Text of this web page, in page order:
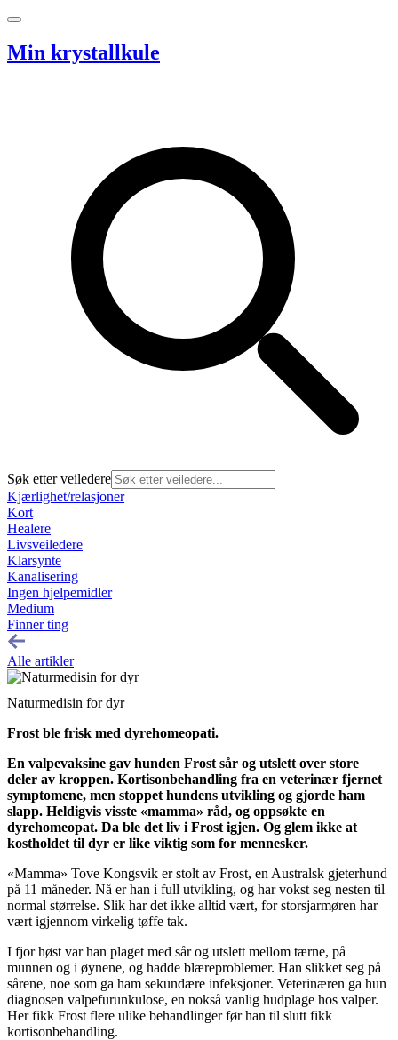
Hopp til innhold
Min krystallkule
Søk etter veiledere
Kjærlighet/relasjoner
Kort
Healere
Livsveiledere
Klarsynte
Kanalisering
Ingen hjelpemidler
Medium
Finner ting
Alle artikler
Naturmedisin for dyr
Frost ble frisk med dyrehomeopati.
En valpevaksine gav hunden Frost sår og utslett over store
deler av kroppen. Kortisonbehandling fra en veterinær fjernet
symptomene, men stoppet hundens utvikling og gjorde ham
slapp. Heldigvis visste «mamma» råd, og oppsøkte en
dyrehomeopat. Da ble det liv i Frost igjen. Og glem ikke at
kostholdet til dyr er like viktig som for mennesker.
«Mamma» Tove Kongsvik er stolt av Frost, en Australsk gjeterhund
på 11 måneder. Nå er han i full utvikling, og har vokst seg nesten til
normal størrelse. Slik har det ikke alltid vært, for storsjarmøren har
vært igjennom virkelig tøffe tak.
I fjor høst var han plaget med sår og utslett mellom tærne, på
munnen og i øynene, og hadde blæreproblemer. Han slikket seg på
sårene, noe som ga ham sekundære infeksjoner. Veterinæren ga hun
diagnosen valpefurunkulose, en nokså vanlig hudplage hos valper.
Her fikk Frost flere ulike behandlinger før han til slutt fikk
kortisonbehandling.